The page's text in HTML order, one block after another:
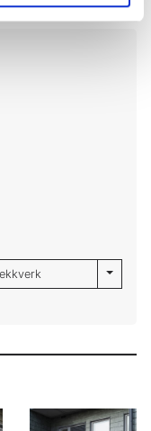
Toggle